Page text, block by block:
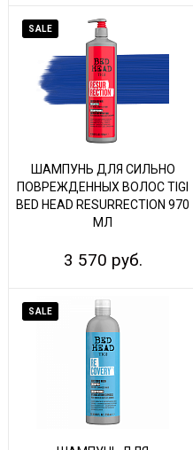
SALE
ШАМПУНЬ ДЛЯ СИЛЬНО
ПОВРЕЖДЕННЫХ ВОЛОС TIGI
BED HEAD RESURRECTION 970
МЛ
3 570 руб.
SALE